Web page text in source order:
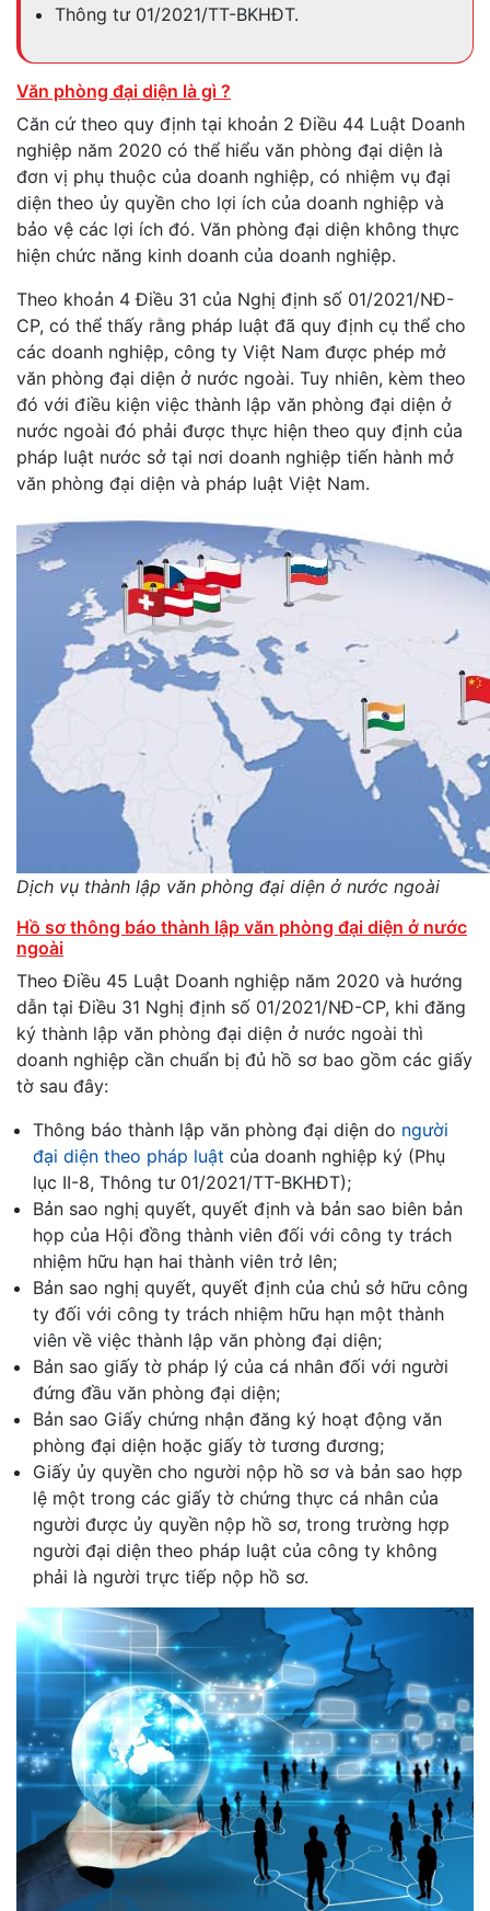
Thông tư 01/2021/TT-BKHĐT.
Văn phòng đại diện là gì ?
Căn cứ theo quy định tại khoản 2 Điều 44 Luật Doanh
nghiệp năm 2020 có thể hiểu văn phòng đại diện là
đơn vị phụ thuộc của doanh nghiệp, có nhiệm vụ đại
diện theo ủy quyền cho lợi ích của doanh nghiệp và
bảo vệ các lợi ích đó. Văn phòng đại diện không thực
hiện chức năng kinh doanh của doanh nghiệp.
Theo khoản 4 Điều 31 của Nghị định số 01/2021/NĐ-
CP, có thể thấy rằng pháp luật đã quy định cụ thể cho
các doanh nghiệp, công ty Việt Nam được phép mở
văn phòng đại diện ở nước ngoài. Tuy nhiên, kèm theo
đó với điều kiện việc thành lập văn phòng đại diện ở
nước ngoài đó phải được thực hiện theo quy định của
pháp luật nước sở tại nơi doanh nghiệp tiến hành mở
văn phòng đại diện và pháp luật Việt Nam.
Dịch vụ thành lập văn phòng đại diện ở nước ngoài
Hồ sơ thông báo thành lập văn phòng đại diện ở nước
ngoài
Theo Điều 45 Luật Doanh nghiệp năm 2020 và hướng
dẫn tại Điều 31 Nghị định số 01/2021/NĐ-CP, khi đăng
ký thành lập văn phòng đại diện ở nước ngoài thì
doanh nghiệp cần chuẩn bị đủ hồ sơ bao gồm các giấy
tờ sau đây:
Thông báo thành lập văn phòng đại diện do người
đại diện theo pháp luật của doanh nghiệp ký (Phụ
lục II-8, Thông tư 01/2021/TT-BKHĐT);
Bản sao nghị quyết, quyết định và bản sao biên bản
họp của Hội đồng thành viên đối với công ty trách
nhiệm hữu hạn hai thành viên trở lên;
Bản sao nghị quyết, quyết định của chủ sở hữu công
ty đối với công ty trách nhiệm hữu hạn một thành
viên về việc thành lập văn phòng đại diện;
Bản sao giấy tờ pháp lý của cá nhân đối với người
đứng đầu văn phòng đại diện;
Bản sao Giấy chứng nhận đăng ký hoạt động văn
phòng đại diện hoặc giấy tờ tương đương;
Giấy ủy quyền cho người nộp hồ sơ và bản sao hợp
lệ một trong các giấy tờ chứng thực cá nhân của
người được ủy quyền nộp hồ sơ, trong trường hợp
người đại diện theo pháp luật của công ty không
phải là người trực tiếp nộp hồ sơ.